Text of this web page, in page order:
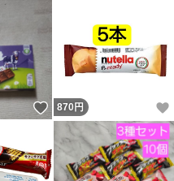
いいね！
870 円